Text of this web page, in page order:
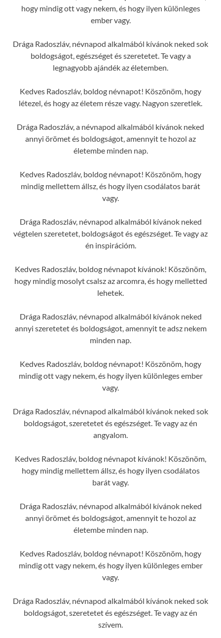
hogy mindig ott vagy nekem, és hogy ilyen különleges
ember vagy.
Drága Radoszláv, névnapod alkalmából kívánok neked sok
boldogságot, egészséget és szeretetet. Te vagy a
legnagyobb ajándék az életemben.
Kedves Radoszláv, boldog névnapot! Köszönöm, hogy
létezel, és hogy az életem része vagy. Nagyon szeretlek.
Drága Radoszláv, a névnapod alkalmából kívánok neked
annyi örömet és boldogságot, amennyit te hozol az
életembe minden nap.
Kedves Radoszláv, boldog névnapot! Köszönöm, hogy
mindig mellettem állsz, és hogy ilyen csodálatos barát
vagy.
Drága Radoszláv, névnapod alkalmából kívánok neked
végtelen szeretetet, boldogságot és egészséget. Te vagy az
én inspirációm.
Kedves Radoszláv, boldog névnapot kívánok! Köszönöm,
hogy mindig mosolyt csalsz az arcomra, és hogy melletted
lehetek.
Drága Radoszláv, névnapod alkalmából kívánok neked
annyi szeretetet és boldogságot, amennyit te adsz nekem
minden nap.
Kedves Radoszláv, boldog névnapot! Köszönöm, hogy
mindig ott vagy nekem, és hogy ilyen különleges ember
vagy.
Drága Radoszláv, névnapod alkalmából kívánok neked sok
boldogságot, szeretetet és egészséget. Te vagy az én
angyalom.
Kedves Radoszláv, boldog névnapot kívánok! Köszönöm,
hogy mindig mellettem állsz, és hogy ilyen csodálatos
barát vagy.
Drága Radoszláv, névnapod alkalmából kívánok neked
annyi örömet és boldogságot, amennyit te hozol az
életembe minden nap.
Kedves Radoszláv, boldog névnapot! Köszönöm, hogy
mindig ott vagy nekem, és hogy ilyen különleges ember
vagy.
Drága Radoszláv, névnapod alkalmából kívánok neked sok
boldogságot, szeretetet és egészséget. Te vagy az én
szívem.